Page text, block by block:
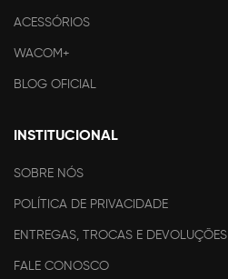
ACESSÓRIOS
WACOM+
BLOG OFICIAL
INSTITUCIONAL
SOBRE NÓS
POLÍTICA DE PRIVACIDADE
ENTREGAS, TROCAS E DEVOLUÇÕES
FALE CONOSCO